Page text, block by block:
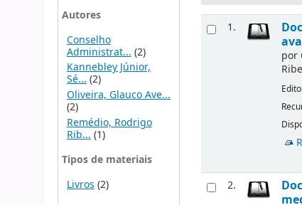
Autores
Conselho
Administrat... (2)
Kannebley Júnior,
Sé...(2)
Oliveira, Glauco Ave...
(2)
Remédio, Rodrigo
Rib... (1)
Tipos de materiais
Livros (2)
1.
por
2.